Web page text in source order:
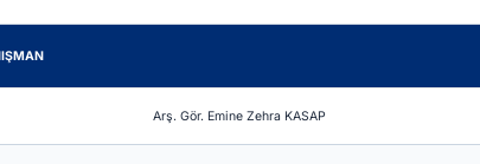
Arş. Gör. Emine Zehra KASAP